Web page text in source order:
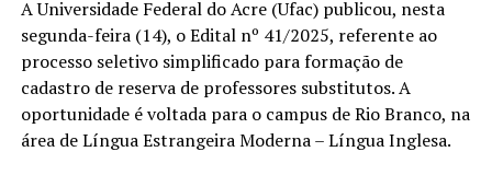
A Universidade Federal do Acre (Ufac) publicou, nesta
segunda-feira (14), o Edital nº 41/2025, referente ao
processo seletivo simplificado para formação de
cadastro de reserva de professores substitutos. A
oportunidade é voltada para o campus de Rio Branco, na
área de Língua Estrangeira Moderna – Língua Inglesa.